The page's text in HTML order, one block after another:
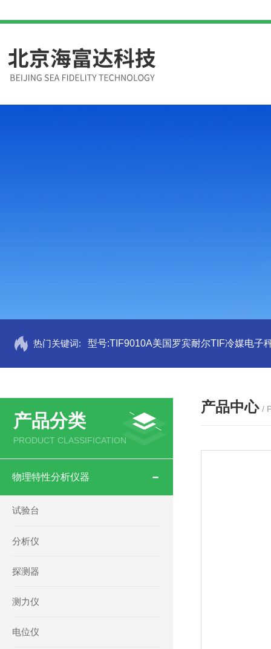
热门关键词: 型号:TIF9010A美国罗宾耐尔TIF冷媒电子
产品分类
PRODUCT CLASSIFICATION
物理特性分析仪器
试验台
分析仪
探测器
测力仪
电位仪
产品中心 /